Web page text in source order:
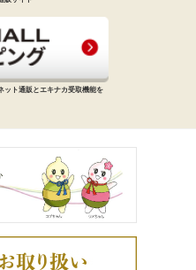
ット通販とエキナカ受取機能を